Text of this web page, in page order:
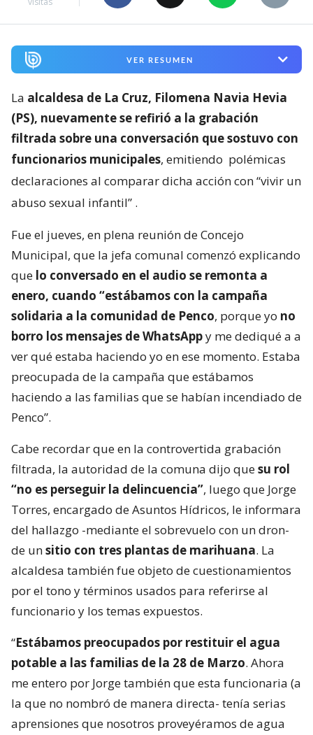
VER RESUMEN
La alcaldesa de La Cruz, Filomena Navia Hevia
(PS), nuevamente se refirió a la grabación
filtrada sobre una conversación que sostuvo con
funcionarios municipales, emitiendo polémicas
declaraciones al comparar dicha acción con “vivir un
abuso sexual infantil” .
Fue el jueves, en plena reunión de Concejo
Municipal, que la jefa comunal comenzó explicando
que lo conversado en el audio se remonta a
enero, cuando “estábamos con la campaña
solidaria a la comunidad de Penco, porque yo no
borro los mensajes de WhatsAppy me dediqué a a
ver qué estaba haciendo yo en ese momento. Estaba
preocupada de la campaña que estábamos
haciendo a las familias que se habían incendiado de
Penco”.
Cabe recordar que en la controvertida grabación
filtrada, la autoridad de la comuna dijo quesu rol
“no es perseguir la delincuencia”, luego que Jorge
Torres, encargado de Asuntos Hídricos, le informara
del hallazgo -mediante el sobrevuelo con un dron-
de unsitio con tres plantas de marihuana. La
alcaldesa también fue objeto de cuestionamientos
por el tono y términos usados para referirse al
funcionario y los temas expuestos.
“Estábamos preocupados por restituir el agua
potable a las familias de la 28 de Marzo. Ahora
me entero por Jorge también que esta funcionaria (a
la que no nombró de manera directa- tenía serias
aprensiones que nosotros proveyéramos de agua